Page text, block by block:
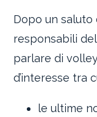
Dopo un
responsabili
parlare di
d’interesse tra
le ultime